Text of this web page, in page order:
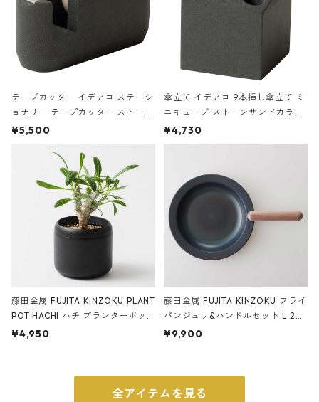
テープカッター イデアコ ステーシ
ョナリー テープカッター ストーン
サンドカラー 石調 ideaco Station
¥5,500
傘立て イデアコ 9本挿し傘立て ミ
ニキューブ ストーンサンドカラー
石調 ideaco Umbrella Stand CUB
E ストーンサンドブラック
¥4,730
藤田金属 FUJITA KINZOKU PLANT
POT HACHI ハチ プランターポッ
ト 3号 ブラック
¥4,950
藤田金属 FUJITA KINZOKU フライ
パンジュウ&ハンドルセット L 24c
m ガス火・IH対応 鉄フライパン
¥9,900
全アイテムを見る